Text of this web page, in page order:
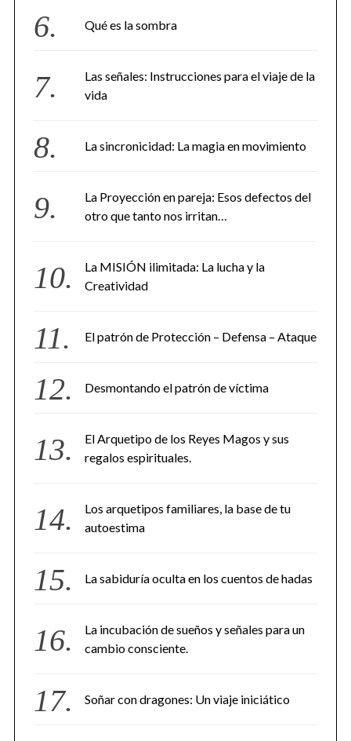
Qué es la sombra
Las señales: Instrucciones para el viaje de la
vida
La sincronicidad: La magia en movimiento
La Proyección en pareja: Esos defectos del
otro que tanto nos irritan…
La MISIÓN ilimitada: La lucha y la
Creatividad
El patrón de Protección – Defensa – Ataque
Desmontando el patrón de víctima
El Arquetipo de los Reyes Magos y sus
regalos espirituales.
Los arquetipos familiares, la base de tu
autoestima
La sabiduría oculta en los cuentos de hadas
La incubación de sueños y señales para un
cambio consciente.
Soñar con dragones: Un viaje iniciático